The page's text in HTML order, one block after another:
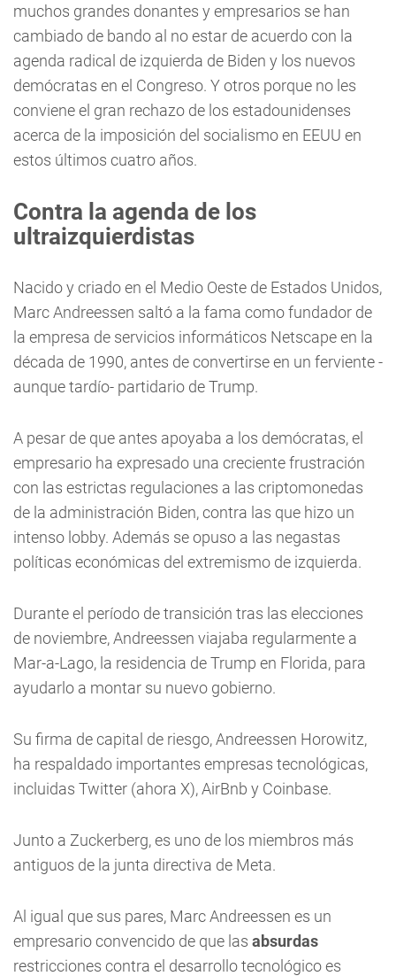
muchos grandes donantes y empresarios se han
cambiado de bando al no estar de acuerdo con la
agenda radical de izquierda de Biden y los nuevos
demócratas en el Congreso. Y otros porque no les
conviene el gran rechazo de los estadounidenses
acerca de la imposición del socialismo en EEUU en
estos últimos cuatro años.
Contra la agenda de los
ultraizquierdistas
Nacido y criado en el Medio Oeste de Estados Unidos,
Marc Andreessen saltó a la fama como fundador de
la empresa de servicios informáticos Netscape en la
década de 1990, antes de convertirse en un ferviente -
aunque tardío- partidario de Trump.
A pesar de que antes apoyaba a los demócratas, el
empresario ha expresado una creciente frustración
con las estrictas regulaciones a las criptomonedas
de la administración Biden, contra las que hizo un
intenso lobby. Además se opuso a las negastas
políticas económicas del extremismo de izquierda.
Durante el período de transición tras las elecciones
de noviembre, Andreessen viajaba regularmente a
Mar-a-Lago, la residencia de Trump en Florida, para
ayudarlo a montar su nuevo gobierno.
Su firma de capital de riesgo, Andreessen Horowitz,
ha respaldado importantes empresas tecnológicas,
incluidas Twitter (ahora X), AirBnb y Coinbase.
Junto a Zuckerberg, es uno de los miembros más
antiguos de la junta directiva de Meta.
Al igual que sus pares, Marc Andreessen es un
empresario convencido de que las absurdas
restricciones contra el desarrollo tecnológico es